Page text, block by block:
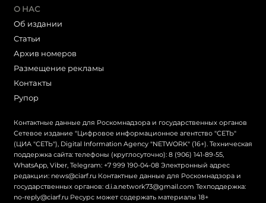
О НАС
Об издании
Статьи
Архив номеров
Размещение рекламы
Контакты
Рупор
Контактные данные для Роскомнадзора и государственных органов
Сетевое издание "Цифровое информационное агентство "СЕТЬ"
(ЦИА "СЕТЬ"), Digital Information Agency "NETWORK" (16+). Техническая
поддержка сайта: телефоны (круглосуточно): 8 (906) 141-89-55,
WhatsApp, Viber, Telegram: +7 999 190-04-08 Электронный адрес
редакции: news@ciarf.ru Контактные данные для Роскомнадзора и
государственных органов: d.i.a.network73@gmail.com Техподдержка:
no-reply@ciarf.ru Ресурс может содержать материалы 18+